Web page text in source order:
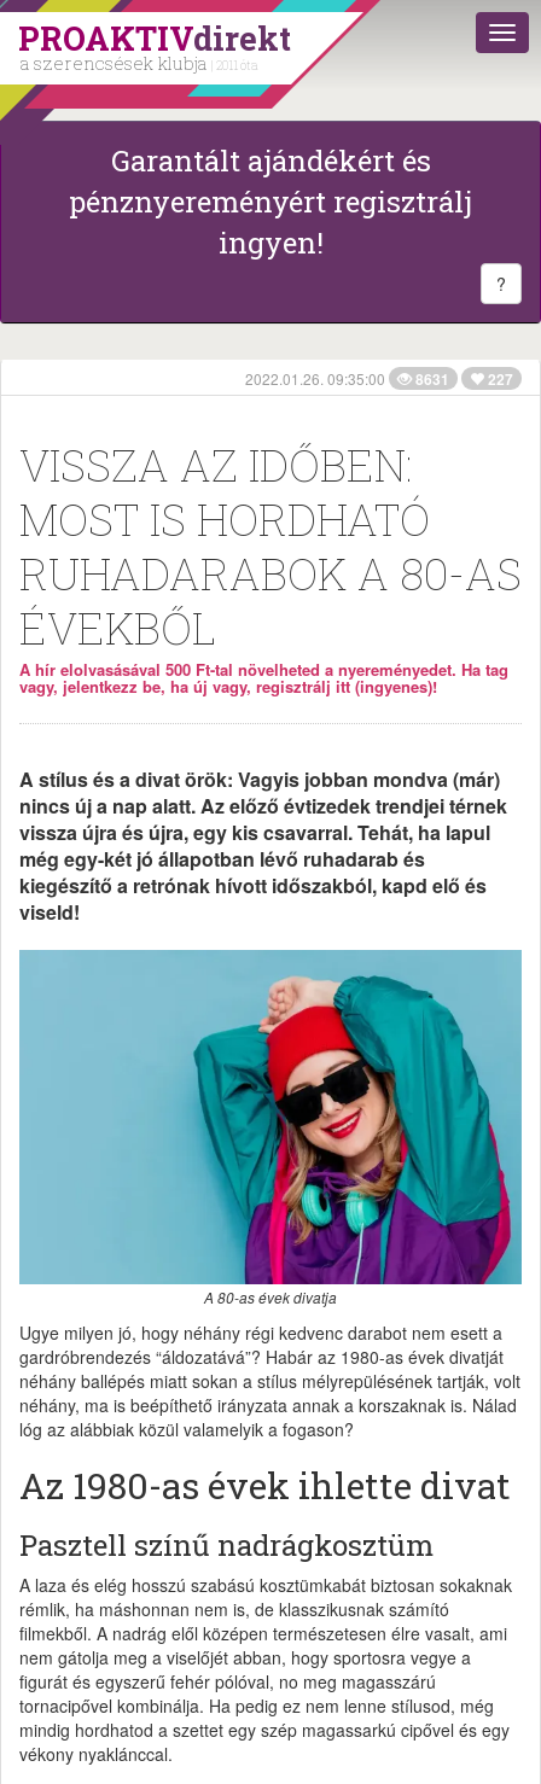
PROAKTIVdirekt
a szerencsések klubja | 2011 óta
Garantált ajándékért és
pénznyereményért regisztrálj
ingyen!
?
2022.01.26. 09:35:00 8631 227
VISSZA AZ IDŐBEN:
MOST IS HORDHATÓ
RUHADARABOK A 80-AS
ÉVEKBŐL
A hír elolvasásával 500 Ft-tal növelheted a nyereményedet. Ha tag
vagy, jelentkezz be, ha új vagy, regisztrálj itt (ingyenes)!
A stílus és a divat örök: Vagyis jobban mondva (már)
nincs új a nap alatt. Az előző évtizedek trendjei térnek
vissza újra és újra, egy kis csavarral. Tehát, ha lapul
még egy-két jó állapotban lévő ruhadarab és
kiegészítő a retrónak hívott időszakból, kapd elő és
viseld!
A 80-as évek divatja
Ugye milyen jó, hogy néhány régi kedvenc darabot nem esett a
gardróbrendezés “áldozatává”? Habár az 1980-as évek divatját
néhány ballépés miatt sokan a stílus mélyrepülésének tartják, volt
néhány, ma is beépíthető irányzata annak a korszaknak is. Nálad
lóg az alábbiak közül valamelyik a fogason?
Az 1980-as évek ihlette divat
Pasztell színű nadrágkosztüm
A laza és elég hosszú szabású kosztümkabát biztosan sokaknak
rémlik, ha máshonnan nem is, de klasszikusnak számító
filmekből. A nadrág elől középen természetesen élre vasalt, ami
nem gátolja meg a viselőjét abban, hogy sportosra vegye a
figurát és egyszerű fehér pólóval, no meg magasszárú
tornacipővel kombinálja. Ha pedig ez nem lenne stílusod, még
mindig hordhatod a szettet egy szép magassarkú cipővel és egy
vékony nyaklánccal.